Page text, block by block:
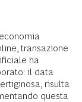
transazione
ha
il data
risulta
questa